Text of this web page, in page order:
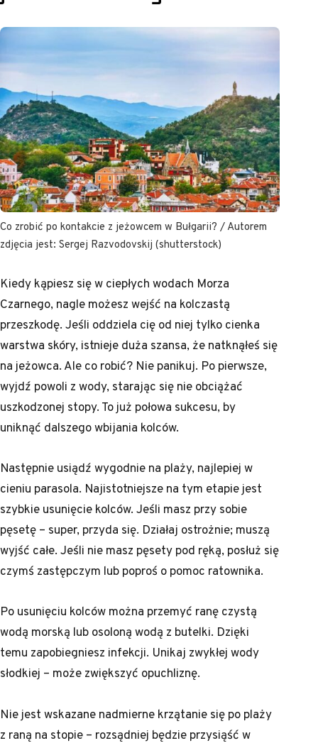
Co zrobić po kontakcie z jeżowcem w Bułgarii? / Autorem
zdjęcia jest: Sergej Razvodovskij (shutterstock)
Kiedy kąpiesz się w ciepłych wodach Morza
Czarnego, nagle możesz wejść na kolczastą
przeszkodę. Jeśli oddziela cię od niej tylko cienka
warstwa skóry, istnieje duża szansa, że natknąłeś się
na jeżowca. Ale co robić? Nie panikuj. Po pierwsze,
wyjdź powoli z wody, starając się nie obciążać
uszkodzonej stopy. To już połowa sukcesu, by
uniknąć dalszego wbijania kolców.
Następnie usiądź wygodnie na plaży, najlepiej w
cieniu parasola. Najistotniejsze na tym etapie jest
szybkie usunięcie kolców. Jeśli masz przy sobie
pęsetę – super, przyda się. Działaj ostrożnie; muszą
wyjść całe. Jeśli nie masz pęsety pod ręką, posłuż się
czymś zastępczym lub poproś o pomoc ratownika.
Po usunięciu kolców można przemyć ranę czystą
wodą morską lub osoloną wodą z butelki. Dzięki
temu zapobiegniesz infekcji. Unikaj zwykłej wody
słodkiej – może zwiększyć opuchliznę.
Nie jest wskazane nadmierne krzątanie się po plaży
z raną na stopie – rozsądniej będzie przysiąść w